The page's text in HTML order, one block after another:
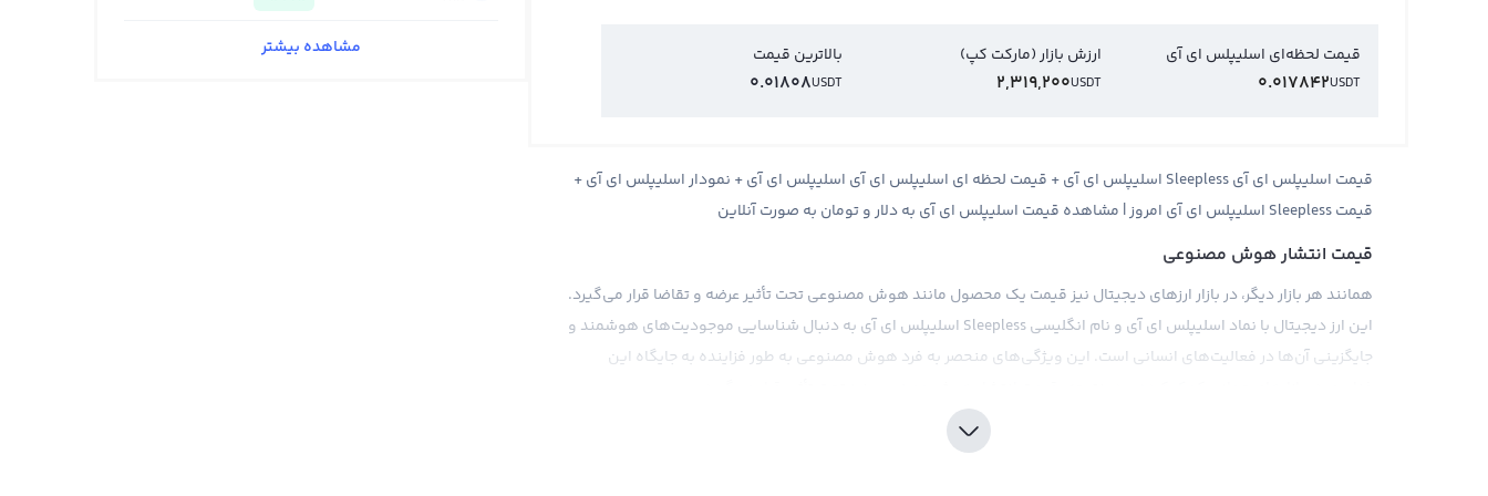
قیمت لحظه‌ای اسلیپلس ای آی
USDT
0.017842
ارزش بازار (مارکت کپ)
USDT
2,319,200
بالاترین قیمت
USDT
0.01808
قیمت اسلیپلس ای آی Sleepless اسلیپلس ای آی + قیمت لحظه ای اسلیپلس ای آی اسلیپلس ای آی + نمودار اسلیپلس ای آی +
قیمت Sleepless اسلیپلس ای آی امروز | مشاهده قیمت اسلیپلس ای آی به دلار و تومان به صورت آنلاین
قیمت انتشار هوش مصنوعی
همانند هر بازار دیگر، در بازار ارزهای دیجیتال نیز قیمت یک محصول مانند هوش مصنوعی تحت تأثیر عرضه و تقاضا قرار می‌گیرد.
این ارز دیجیتال با نماد اسلیپلس ای آی و نام انگلیسی Sleepless اسلیپلس ای آی به دنبال شناسایی موجودیت‌های هوشمند و
جایگزینی آن‌ها در فعالیت‌های انسانی است. این ویژگی‌های منحصر به فرد هوش مصنوعی به طور فزاینده به جایگاه این
قیمت انتشار هوش مصنوعی می‌تواند تحت تأثیر عوامل مختلفی از جمله معاملات صرافی‌های ارز دیجیتال، تحولات اقتصادی و
مشاهده بیشتر